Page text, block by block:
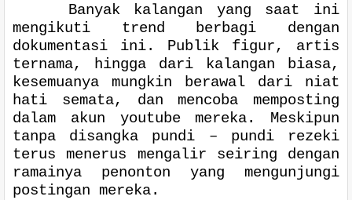
Banyak kalangan yang saat ini
mengikuti trend berbagi dengan
dokumentasi ini. Publik figur, artis
ternama, hingga dari kalangan biasa,
kesemuanya mungkin berawal dari niat
hati semata, dan mencoba memposting
dalam akun youtube mereka. Meskipun
tanpa disangka pundi – pundi rezeki
terus menerus mengalir seiring dengan
ramainya penonton yang mengunjungi
postingan mereka.